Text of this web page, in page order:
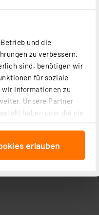
und die
zu verbessern.
sind, benötigen wir
für soziale
wir Informationen zu
Unsere Partner
haben oder die sie
(Art. 6
durch Klick auf den
erlauben